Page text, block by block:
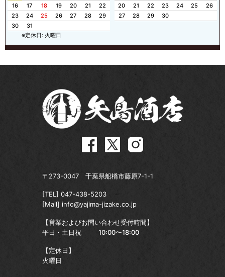
16
17 18 19 20 21
22
23
24 25 26 27 28
29
30
31
20
21 22 23 24 25
26
27
28 29 30
※定休日: 火曜日
〒273-0047 千葉県船橋市藤原7-1-1
[TEL] 047-438-5203
[Mail] info@yajima-jizake.co.jp
【営業およびお問い合わせ受付時間】
平日・土日祝
10:00〜18:00
【定休日】
火曜日